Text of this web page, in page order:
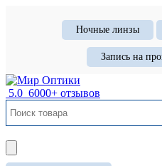
Ночные линзы
Запись на
5.0 6000+ отзывов